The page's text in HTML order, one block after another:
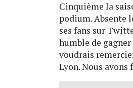
Cinquième la
podium. Absente
ses fans sur
humble de
voudrais
Lyon. Nous